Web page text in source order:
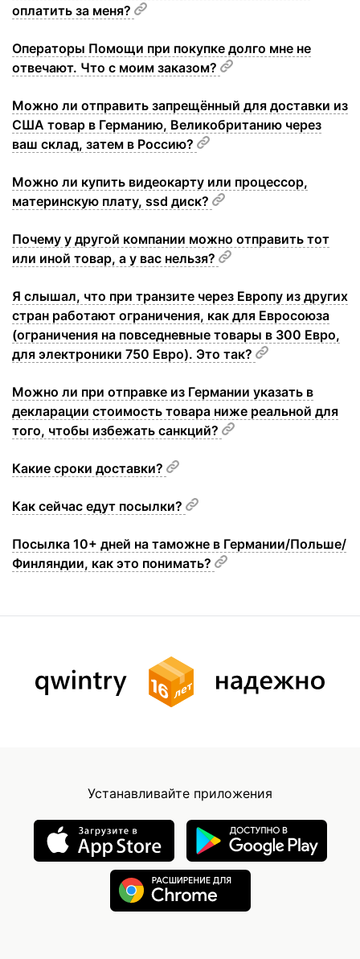
оплатить за меня?
Операторы Помощи при покупке долго мне не
отвечают. Что с моим заказом?
Можно ли отправить запрещённый для доставки из
США товар в Германию, Великобританию через
ваш склад, затем в Россию?
Можно ли купить видеокарту или процессор,
материнскую плату, ssd диск?
Почему у другой компании можно отправить тот
или иной товар, а у вас нельзя?
Я слышал, что при транзите через Европу из других
стран работают ограничения, как для Евросоюза
(ограничения на повседневные товары в 300 Евро,
для электроники 750 Евро). Это так?
Можно ли при отправке из Германии указать в
декларации стоимость товара ниже реальной для
того, чтобы избежать санкций?
Какие сроки доставки?
Как сейчас едут посылки?
Посылка 10+ дней на таможне в Германии/Польше/
Финляндии, как это понимать?
Устанавливайте приложения